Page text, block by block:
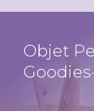
Objet